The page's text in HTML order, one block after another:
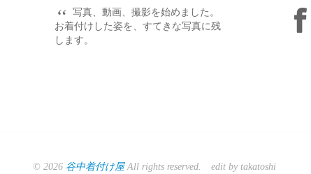
“ 写真、動画、撮影を始めました。
お着付けした姿を、すてきな写真に残
します。
© 2026 谷中着付け屋All rights reserved. edit by takatoshi